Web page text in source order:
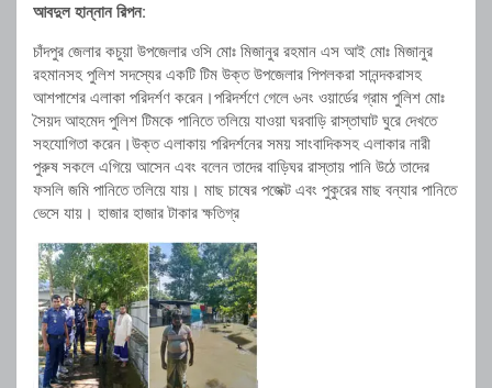
আবদুল হান্নান রিপন:
চাঁদপুর জেলার কচুয়া উপজেলার ওসি মোঃ মিজানুর রহমান এস আই মোঃ মিজানুর
রহমানসহ পুলিশ সদস্যের একটি টিম উক্ত উপজেলার পিপলকরা সানন্দকরাসহ
আশপাশের এলাকা পরিদর্শণ করেন।পরিদর্শণে গেলে ৬নং ওয়ার্ডের গ্রাম পুলিশ মোঃ
সৈয়দ আহমেদ পুলিশ টিমকে পানিতে তলিয়ে যাওয়া ঘরবাড়ি রাস্তাঘাট ঘুরে দেখতে
সহযোগিতা করেন।উক্ত এলাকায় পরিদর্শনের সময় সাংবাদিকসহ এলাকার নারী
পুরুষ সকলে এগিয়ে আসেন এবং বলেন তাদের বাড়িঘর রাস্তায় পানি উঠে তাদের
ফসলি জমি পানিতে তলিয়ে যায়। মাছ চাষের পজেক্ট এবং পুকুরের মাছ বন্যার পানিতে
ভেসে যায়। হাজার হাজার টাকার ক্ষতিগ্র